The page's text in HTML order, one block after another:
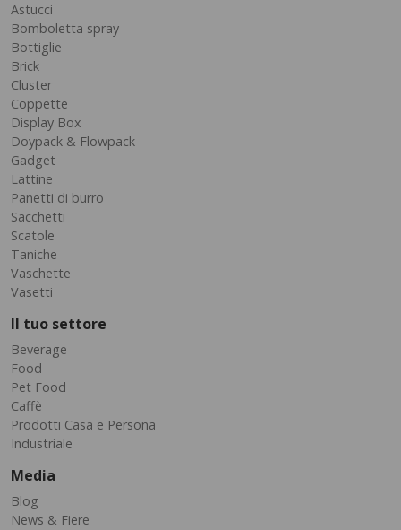
Astucci
Bomboletta spray
Bottiglie
Brick
Cluster
Coppette
Display Box
Doypack & Flowpack
Gadget
Lattine
Panetti di burro
Sacchetti
Scatole
Taniche
Vaschette
Vasetti
Il tuo settore
Beverage
Food
Pet Food
Caffè
Prodotti Casa e Persona
Industriale
Media
Blog
News & Fiere